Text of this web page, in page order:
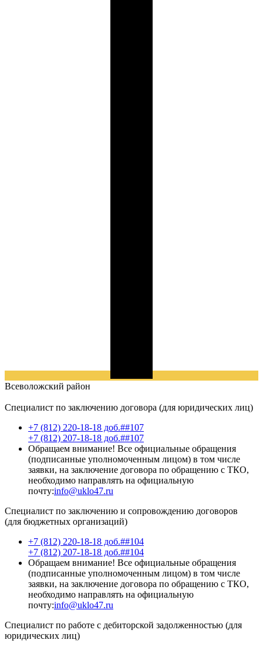
Всеволожский район
Специалист по заключению договора (для юридических лиц)
+7 (812) 220-18-18 доб.##107
+7 (812) 207-18-18 доб.##107
Обращаем внимание! Все официальные обращения
(подписанные уполномоченным лицом) в том числе
заявки, на заключение договора по обращению с ТКО,
необходимо направлять на официальную
почту:info@uklo47.ru
Специалист по заключению и сопровождению договоров
(для бюджетных организаций)
+7 (812) 220-18-18 доб.##104
+7 (812) 207-18-18 доб.##104
Обращаем внимание! Все официальные обращения
(подписанные уполномоченным лицом) в том числе
заявки, на заключение договора по обращению с ТКО,
необходимо направлять на официальную
почту:info@uklo47.ru
Специалист по работе с дебиторской задолженностью (для
юридических лиц)